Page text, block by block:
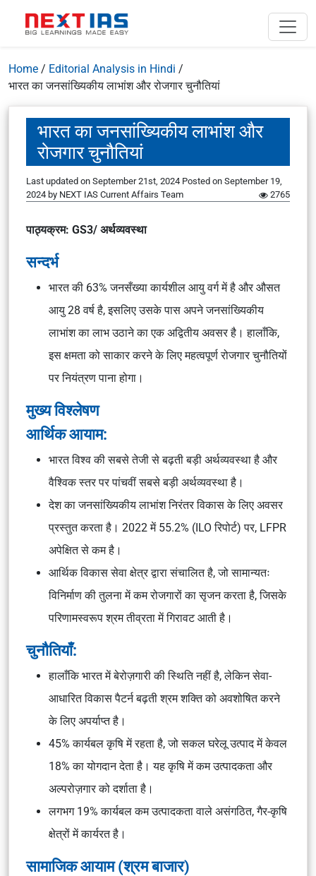
Home / Editorial Analysis in Hindi /
भारत का जनसांख्यिकीय लाभांश और रोजगार चुनौतियां
भारत का जनसांख्यिकीय लाभांश और
रोजगार चुनौतियां
Last updated on September 21st, 2024 Posted on September 19,
2024 by NEXT IAS Current Affairs Team 2765
पाठ्यक्रम: GS3/ अर्थव्यवस्था
सन्दर्भ
भारत की 63% जनसँख्या कार्यशील आयु वर्ग में है और औसत
आयु 28 वर्ष है, इसलिए उसके पास अपने जनसांख्यिकीय
लाभांश का लाभ उठाने का एक अद्वितीय अवसर है। हालाँकि,
इस क्षमता को साकार करने के लिए महत्वपूर्ण रोजगार चुनौतियों
पर नियंत्रण पाना होगा।
मुख्य विश्लेषण
आर्थिक आयाम:
भारत विश्व की सबसे तेजी से बढ़ती बड़ी अर्थव्यवस्था है और
वैश्विक स्तर पर पांचवीं सबसे बड़ी अर्थव्यवस्था है।
देश का जनसांख्यिकीय लाभांश निरंतर विकास के लिए अवसर
प्रस्तुत करता है। 2022 में 55.2% (ILO रिपोर्ट) पर, LFPR
अपेक्षित से कम है।
आर्थिक विकास सेवा क्षेत्र द्वारा संचालित है, जो सामान्यतः
विनिर्माण की तुलना में कम रोजगारों का सृजन करता है, जिसके
परिणामस्वरूप श्रम तीव्रता में गिरावट आती है।
चुनौतियाँ:
हालाँकि भारत में बेरोज़गारी की स्थिति नहीं है, लेकिन सेवा-
आधारित विकास पैटर्न बढ़ती श्रम शक्ति को अवशोषित करने
के लिए अपर्याप्त है।
45% कार्यबल कृषि में रहता है, जो सकल घरेलू उत्पाद में केवल
18% का योगदान देता है। यह कृषि में कम उत्पादकता और
अल्परोज़गार को दर्शाता है।
लगभग 19% कार्यबल कम उत्पादकता वाले असंगठित, गैर-कृषि
क्षेत्रों में कार्यरत है।
सामाजिक आयाम (श्रम बाजार)